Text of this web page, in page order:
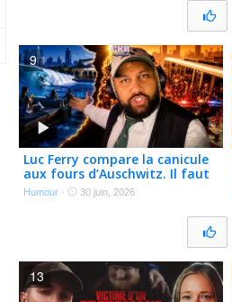
Luc Ferry compare la canicule
aux fours d’Auschwitz. Il faut
le virer. – CKR E263
Humour · 30 juin, 2026
9
13